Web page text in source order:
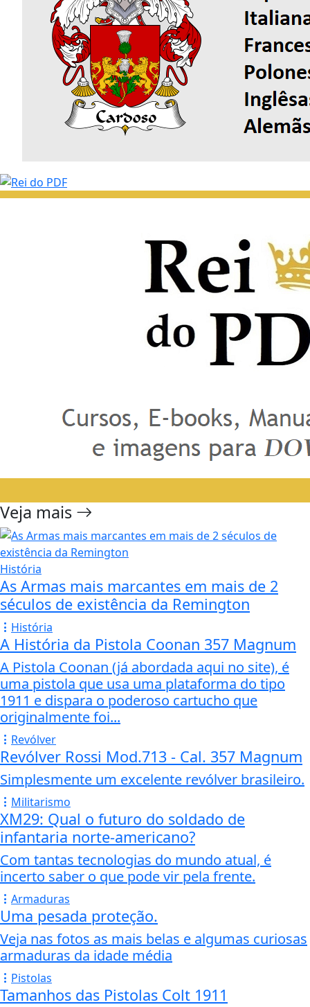
Veja mais
História
As Armas mais marcantes em mais de 2
séculos de existência da Remington
História
A História da Pistola Coonan 357 Magnum
A Pistola Coonan (já abordada aqui no site), é
uma pistola que usa uma plataforma do tipo
1911 e dispara o poderoso cartucho que
originalmente foi...
Revólver
Revólver Rossi Mod.713 - Cal. 357 Magnum
Simplesmente um excelente revólver brasileiro.
Militarismo
XM29: Qual o futuro do soldado de
infantaria norte-americano?
Com tantas tecnologias do mundo atual, é
incerto saber o que pode vir pela frente.
Armaduras
Uma pesada proteção.
Veja nas fotos as mais belas e algumas curiosas
armaduras da idade média
Pistolas
Tamanhos das Pistolas Colt 1911